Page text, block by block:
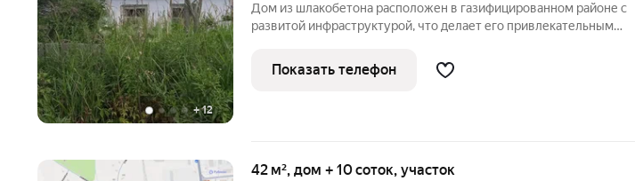
+12
Дом из шлакобетона расположен в газифицированном районе с
развитой инфраструктурой, что делает его привлекательным
Объект требует ремонта или реконструкции, но основные
коммуникации уже
Показать телефон
42 м², дом + 10 соток, участок